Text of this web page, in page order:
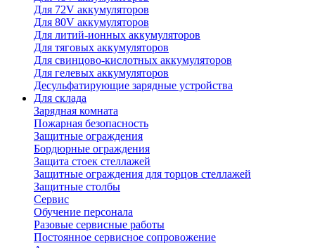
Для 72V аккумуляторов
Для 80V аккумуляторов
Для литий-ионных аккумуляторов
Для тяговых аккумуляторов
Для свинцово-кислотных аккумуляторов
Для гелевых аккумуляторов
Десульфатирующие зарядные устройства
Для склада
Зарядная комната
Пожарная безопасность
Защитные ограждения
Бордюрные ограждения
Защита стоек стеллажей
Защитные ограждения для торцов стеллажей
Защитные столбы
Сервис
Обучение персонала
Разовые сервисные работы
Постоянное сервисное сопровожение